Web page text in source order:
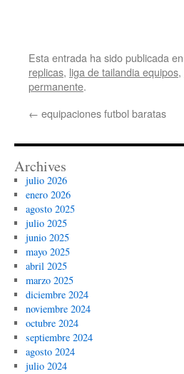
Esta entrada ha sido publicada en
replicas, liga de tailandia equipos,
permanente.
← equipaciones futbol baratas
Archives
julio 2026
enero 2026
agosto 2025
julio 2025
junio 2025
mayo 2025
abril 2025
marzo 2025
diciembre 2024
noviembre 2024
octubre 2024
septiembre 2024
agosto 2024
julio 2024